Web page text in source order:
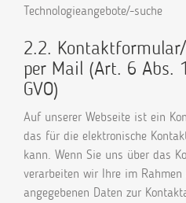
Technologieangebote/-suche
2.2.
per Mail (Art. 6 Abs.
GVO)
Auf unserer Webseite ist ein
das für die elektronische
kann. Wenn Sie uns über das
verarbeiten wir Ihre im
angegebenen Daten zur